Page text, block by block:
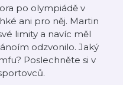
po olympiádě v
ani pro něj. Martin
limity a navíc měl
odzvonilo. Jaký
Poslechněte si v